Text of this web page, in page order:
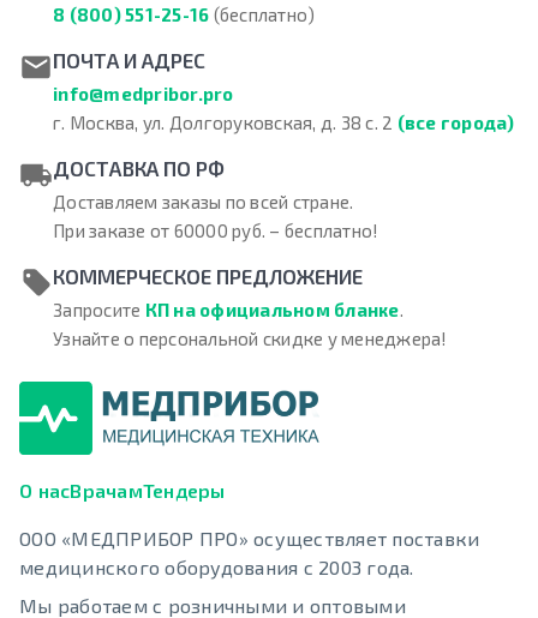
8 (800) 551-25-16 (бесплатно)
ПОЧТА И АДРЕС
info@medpribor.pro
г. Москва, ул. Долгоруковская, д. 38 с. 2 (все города)
ДОСТАВКА ПО РФ
Доставляем заказы по всей стране.
При заказе от 60000 руб. – бесплатно!
КОММЕРЧЕСКОЕ ПРЕДЛОЖЕНИЕ
Запросите КП на официальном бланке.
Узнайте о персональной скидке у менеджера!
О насВрачамТендеры
ООО «МЕДПРИБОР ПРО» осуществляет поставки
медицинского оборудования с 2003 года.
Мы работаем с розничными и оптовыми